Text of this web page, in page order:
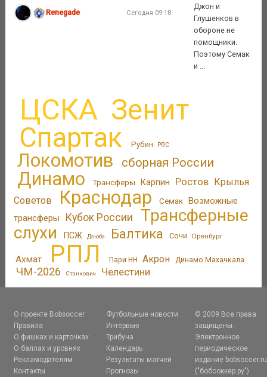
Renegade Сегодня 09:18
Джон и
Глушенков в
обороне не
помощники.
Поэтому Семак
и ...
ЦСКА Зенит
Спартак Рубин РФС
Локомотив сборная России
Динамо Трансферы Карпин Ростов
Крылья
Советов
Краснодар Семак Возможные
трансферы
Кубок России
Трансферные
слухи
ПСЖ Дзюба Балтика Сочи Оренбург
Ахмат РПЛ Пари НН Акрон Динамо Махачкала
ЧМ-2026 Станкович Челестини
О проекте Bobsoccer
Правила
О фишках и карточках
О баллах и уровнях
Рекламодателям
Контакты
Футбольные новости
Интервью
Трибуна
Календарь
Результаты матчей
Прогнозы
© 2009 Все права
защищены.
Электронное
периодическое
издание bobsoccer.ru
("бобсоккер.ру")